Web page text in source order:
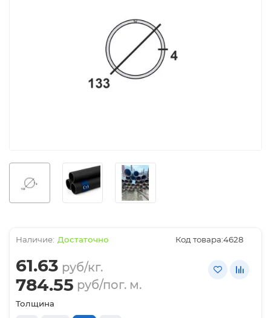
Достаточно Код товара:4628
61.63 руб/кг.
784.55 руб/пог. м.
Толщина